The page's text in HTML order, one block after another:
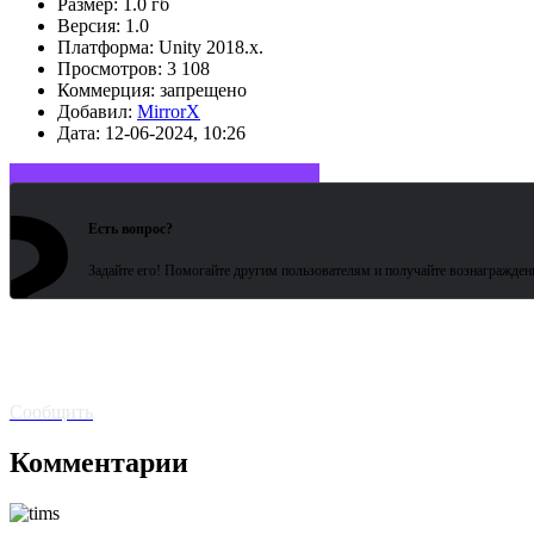
Версия: 1.0
Платформа: Unity 2018.x.
Просмотров: 3 108
Коммерция: запрещено
Добавил: MirrorX
Дата: 12-06-2024, 10:26
Есть вопрос?
Задайте его! Помогайте другим пользователям и получайте
Сообщить
Комментарии